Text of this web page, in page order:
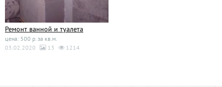
Ремонт ванной и туалета
цена: 500 р. за кв.м.
03.02.2020
13 1214